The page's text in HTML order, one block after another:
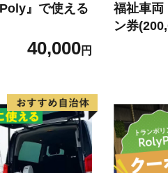
』で使える
40,000円
福祉車両
ン券